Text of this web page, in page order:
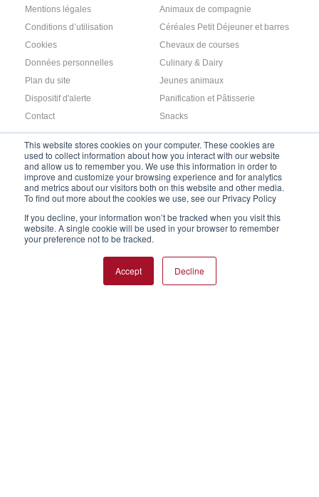
This website stores cookies on your computer. These cookies are
used to collect information about how you interact with our website
and allow us to remember you. We use this information in order to
improve and customize your browsing experience and for analytics
and metrics about our visitors both on this website and other media.
To find out more about the cookies we use, see our Privacy Policy
If you decline, your information won’t be tracked when you visit this
website. A single cookie will be used in your browser to remember
your preference not to be tracked.
Accept Decline
Follow us
Mentions légales
Conditions d’utilisation
Cookies
Données personnelles
Plan du site
Dispositif d'alerte
Contact
Animaux de compagnie
Céréales Petit Déjeuner et barres
Chevaux de courses
Culinary & Dairy
Jeunes animaux
Panification et Pâtisserie
Snacks